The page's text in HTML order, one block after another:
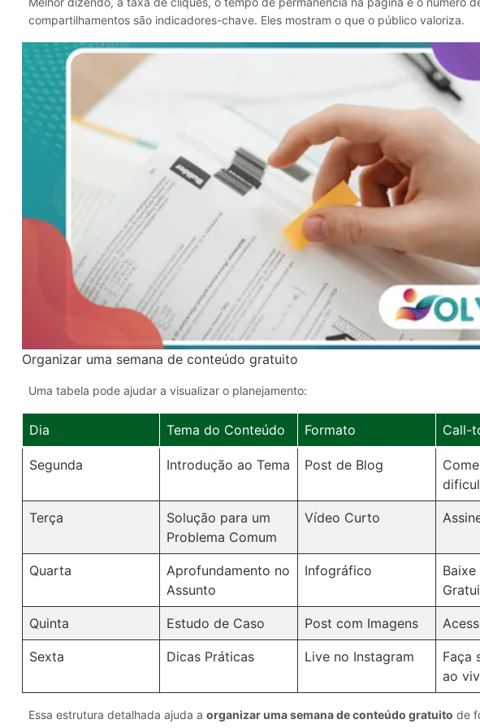
compartilhamentos são indicadores-chave. Eles mostram o que o público valoriza.
Organizar uma semana de conteúdo gratuito
Uma tabela pode ajudar a visualizar o planejamento:
Dia Tema do Conteúdo Formato Call-
Segunda Introdução ao Tema Post de Blog
Terça
Solução para um
Problema Comum
Vídeo Curto
Quarta
Aprofundamento no
Assunto
Infográfico
Quinta Estudo de Caso Post com Imagens
Sexta Dicas Práticas Live no Instagram
Faça
ao
Essa estrutura detalhada ajuda a organizar uma semana de conteúdo gratuito de